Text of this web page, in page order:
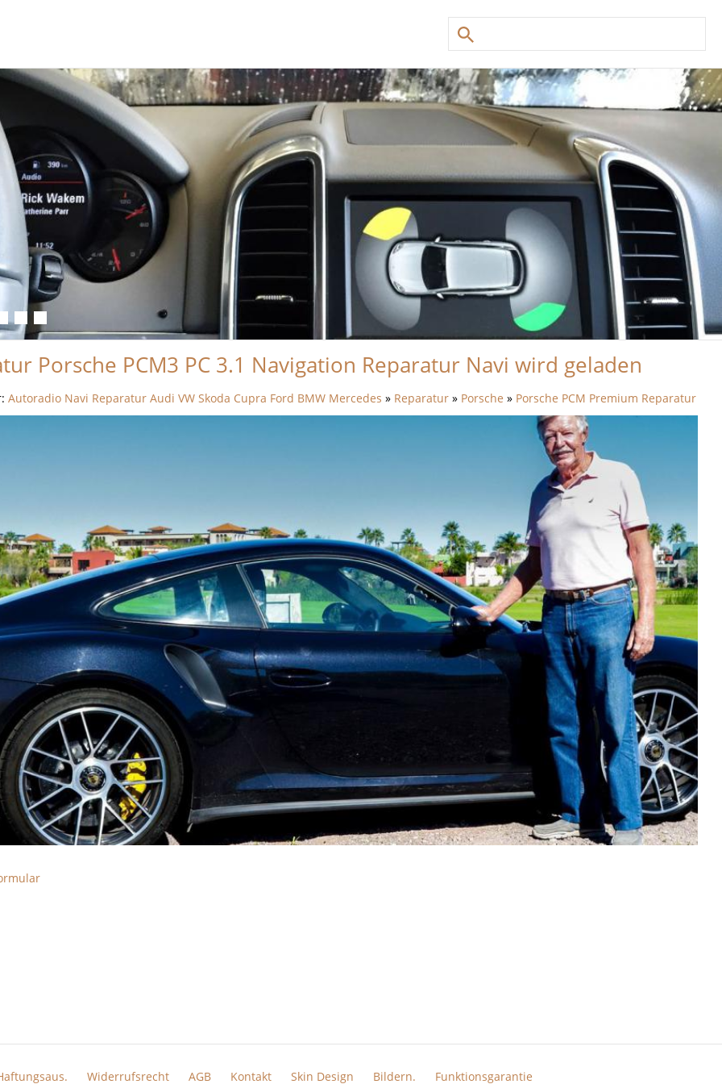
Porsche PCM3 PC 3.1 Navigation Reparatur Navi wird geladen
Autoradio Navi Reparatur Audi VW Skoda Cupra Ford BMW Mercedes » Reparatur » Porsche » Porsche PCM Premium Reparatur
Widerrufsrecht AGB Kontakt Skin Design Bildern. Funktionsgarantie